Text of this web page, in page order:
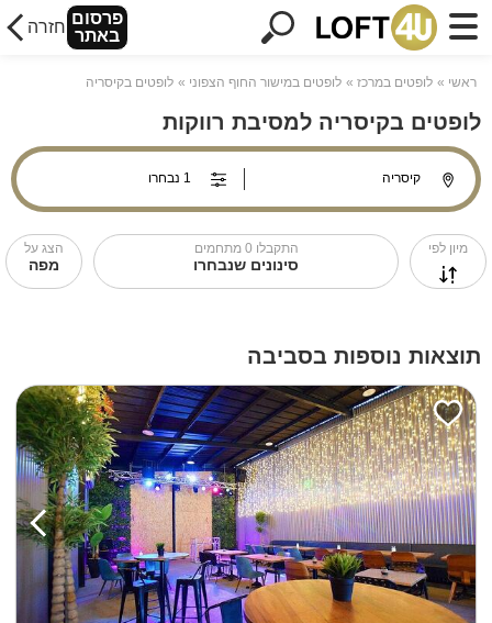
פרסום
באתר חזרה
ראשי לופטים במרכז לופטים במישור החוף הצפוני לופטים בקיסריה
לופטים בקיסריה למסיבת רווקות
מיון לפי התקבלו 0 מתחמים
סינונים שנבחרו
הצג על
מפה
תוצאות נוספות בסביבה